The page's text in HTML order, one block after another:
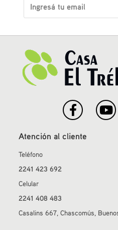
Atención al cliente
Teléfono
2241 423 692
Celular
2241 408 483
Casalins 667, Chascomús,